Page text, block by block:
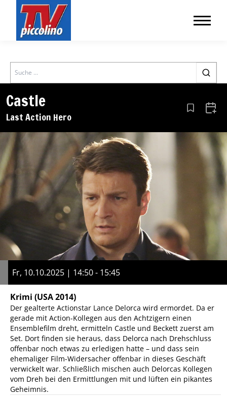
Search
Castle
Last Action Hero Aus den
Fr, 10.10.2025 | 14:50 - 15:45
Krimi (USA 2014)
Der gealterte Actionstar Lance Delorca wird ermordet. Da er
gerade mit Action-Kollegen aus den Achtzigern einen
Ensemblefilm dreht, ermitteln Castle und Beckett zuerst am
Set. Dort finden sie heraus, dass Delorca nach Drehschluss
offenbar noch etwas zu erledigen hatte – und dass sein
ehemaliger Film-Widersacher offenbar in dieses Geschäft
verwickelt war. Schließlich mischen auch Delorcas Kollegen
vom Dreh bei den Ermittlungen mit und lüften ein pikantes
Geheimnis.